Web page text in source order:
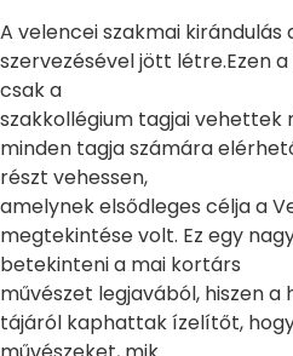
A velencei szakmai kirándulás
szervezésével jött létre.Ezen
csak a
szakkollégium tagjai vehettek
minden tagja számára
részt vehessen,
amelynek elsődleges célja a
megtekintése volt. Ez egy
betekinteni a mai kortárs
művészet legjavából, hiszen
tájáról kaphattak ízelítőt,